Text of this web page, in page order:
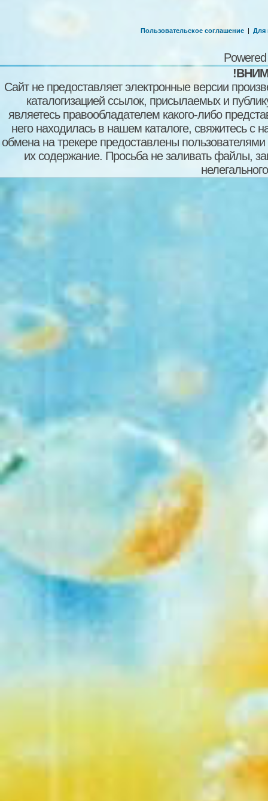
Пользовательское соглашение | Для
Сайт не предоставляет электронные версии
каталогизацией ссылок, присылаемых и
являетесь правообладателем какого-либо
него находилась в нашем каталоге, свяжитесь
обмена на трекере предоставлены пользователями
их содержание. Просьба не заливать файлы,